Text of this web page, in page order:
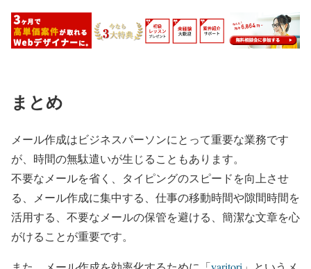
まとめ
メール作成はビジネスパーソンにとって重要な業務です
が、時間の無駄遣いが生じることもあります。
不要なメールを省く、タイピングのスピードを向上させ
る、メール作成に集中する、仕事の移動時間や隙間時間を
活用する、不要なメールの保管を避ける、簡潔な文章を心
がけることが重要です。